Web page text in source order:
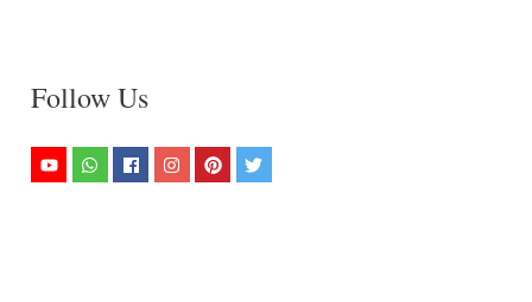
Follow Us